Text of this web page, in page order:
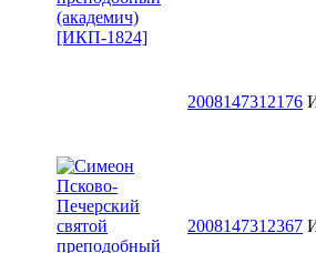
2008147312176
2008147312367